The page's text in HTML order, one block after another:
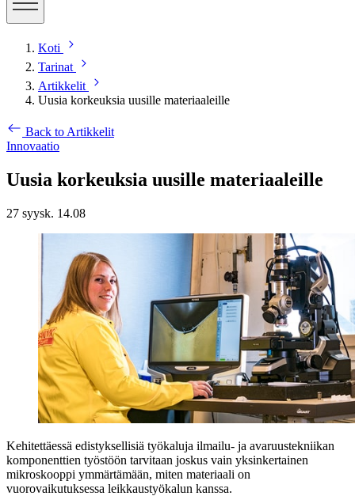
Koti
Tarinat
Artikkelit
Uusia korkeuksia uusille materiaaleille
Back to Artikkelit
Innovaatio
Uusia korkeuksia uusille materiaaleille
27 syysk. 14.08
Kehitettäessä edistyksellisiä työkaluja ilmailu- ja avaruustekniikan
komponenttien työstöön tarvitaan joskus vain yksinkertainen
mikroskooppi ymmärtämään, miten materiaali on
vuorovaikutuksessa leikkaustyökalun kanssa.